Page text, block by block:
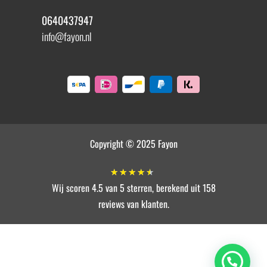
0640437947
info@fayon.nl
Copyright © 2025 Fayon
★ ★ ★ ★ ★
Wij scoren 4.5 van 5 sterren, berekend uit 158
reviews van klanten.